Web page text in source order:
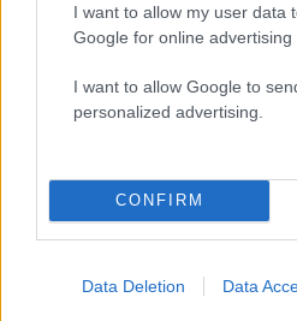
I want to allow my user data
Google for online advertising
I want to allow Google to
personalized advertising.
CONFIRM
Data Deletion Data
Μεταφορές
θεωρηθούν δωρεές
Απίστευτο κι όμως
Aναστέλλονται τα
γιατρού
60 Σούπερ μάρκετ: Νέες
916 προϊόντα στην